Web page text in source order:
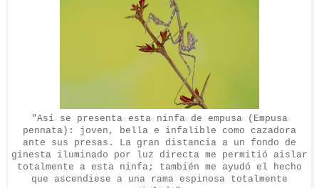
"Así se presenta esta ninfa de empusa (Empusa
pennata): joven, bella e infalible como cazadora
ante sus presas. La gran distancia a un fondo de
ginesta iluminado por luz directa me permitió aislar
totalmente a esta ninfa; también me ayudó el hecho
que ascendiese a una rama espinosa totalmente